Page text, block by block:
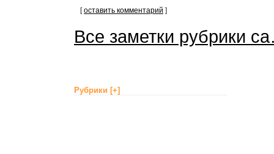
[оставить комментарий ]
Все заметки рубрики
Рубрики [+]